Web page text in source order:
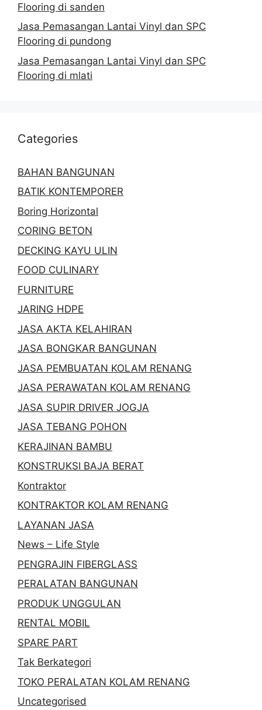
Flooring di sanden
Jasa Pemasangan Lantai Vinyl dan SPC
Flooring di pundong
Jasa Pemasangan Lantai Vinyl dan SPC
Flooring di mlati
Categories
BAHAN BANGUNAN
BATIK KONTEMPORER
Boring Horizontal
CORING BETON
DECKING KAYU ULIN
FOOD CULINARY
FURNITURE
JARING HDPE
JASA AKTA KELAHIRAN
JASA BONGKAR BANGUNAN
JASA PEMBUATAN KOLAM RENANG
JASA PERAWATAN KOLAM RENANG
JASA SUPIR DRIVER JOGJA
JASA TEBANG POHON
KERAJINAN BAMBU
KONSTRUKSI BAJA BERAT
Kontraktor
KONTRAKTOR KOLAM RENANG
LAYANAN JASA
News – Life Style
PENGRAJIN FIBERGLASS
PERALATAN BANGUNAN
PRODUK UNGGULAN
RENTAL MOBIL
SPARE PART
Tak Berkategori
TOKO PERALATAN KOLAM RENANG
Uncategorised